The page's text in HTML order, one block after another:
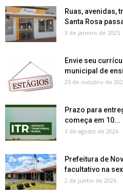
Ruas, avenidas,
Santa Rosa
3 de janeiro de 2025
Envie seu
municipal de
25 de outubro de
Prazo para
começa em 10...
3 de agosto de 2026
Prefeitura de
facultativo na
2 de junho de 2026